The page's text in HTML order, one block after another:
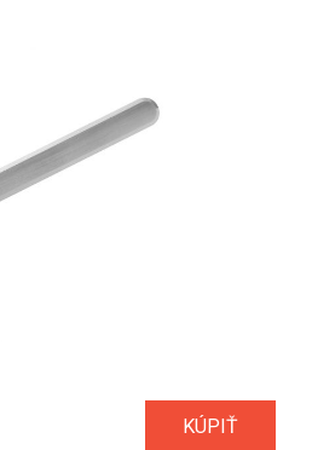
KÚPIŤ